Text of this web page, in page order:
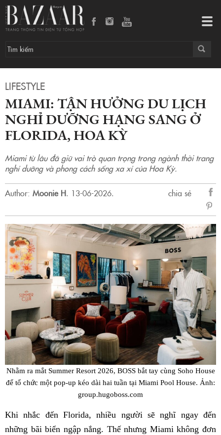
LIFESTYLE
MIAMI: TẬN HƯỞNG DU LỊCH
NGHỈ DƯỠNG HẠNG SANG Ở
FLORIDA, HOA KỲ
Miami từ lâu đã giữ vai trò quan trọng trong ngành thời trang
nghỉ dưỡng và phong cách sống xa xỉ của Hoa Kỳ.
Author: Moonie H. 13-06-2026.
chia sẻ
sẻ
Nhằm ra mắt Summer Resort 2026, BOSS bắt tay cùng Soho House
để tổ chức một pop-up kéo dài hai tuần tại Miami Pool House. Ảnh:
group.hugoboss.com
Khi nhắc đến Florida, nhiều người sẽ nghĩ ngay đến
những bãi biển ngập nắng. Thế nhưng Miami không đơn